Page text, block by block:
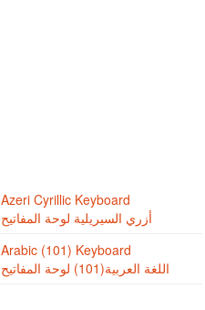
Azeri Cyrillic Keyboard
أزري السيريلية لوحة المفاتيح
Arabic (101) Keyboard
اللغة العربية(101) لوحة المفاتيح